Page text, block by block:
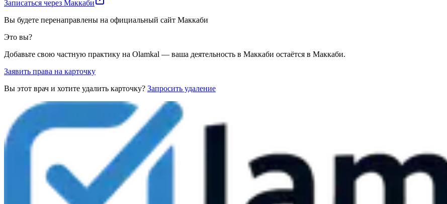
Записаться через Маккаби
Вы будете перенаправлены на официальный сайт Маккаби
Это вы?
Добавьте свою частную практику на Olamkal — ваша деятельность в Маккаби остаётся в Маккаби.
Заявить права на карточку
Вы этот врач и хотите удалить карточку? Запросить удаление